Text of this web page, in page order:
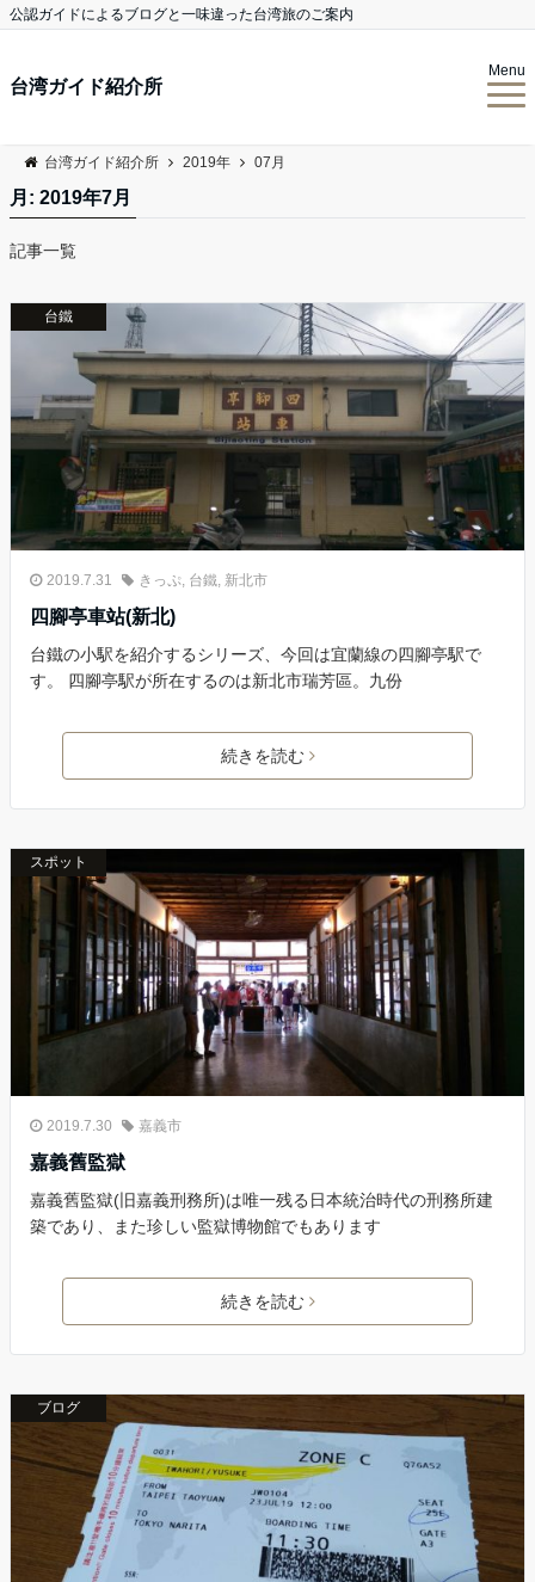
公認ガイドによるブログと一味違った台湾旅のご案内
台湾ガイド紹介所
Menu
台湾ガイド紹介所 2019年 07月
月: 2019年7月
記事一覧
台鐵
2019.7.31 きっぷ, 台鐵, 新北市
四腳亭車站(新北)
台鐵の小駅を紹介するシリーズ、今回は宜蘭線の四腳亭駅で
す。 四腳亭駅が所在するのは新北市瑞芳區。九份
続きを読む
スポット
2019.7.30 嘉義市
嘉義舊監獄
嘉義舊監獄(旧嘉義刑務所)は唯一残る日本統治時代の刑務所建
築であり、また珍しい監獄博物館でもあります
続きを読む
ブログ